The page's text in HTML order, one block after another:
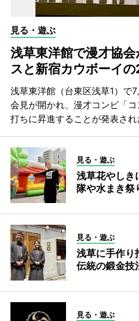
見る・遊ぶ
浅草東洋館で漫才協
スと新宿カウボーイの
浅草東洋館（台東区浅草1）で
会見が開かれ、漫才コンビ「
打ちに昇進することが発表され
見る・遊ぶ
浅草花やし
隊や水まき祭
見る・遊ぶ
浅草に手作
伝統の鍛金技
見る・遊ぶ